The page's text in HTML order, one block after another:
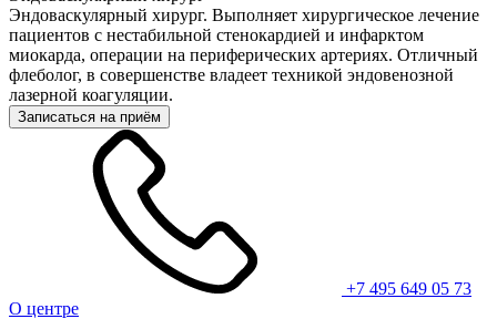
Эндоваскулярный хирург. Выполняет хирургическое лечение
пациентов с нестабильной стенокардией и инфарктом
миокарда, операции на периферических артериях. Отличный
флеболог, в совершенстве владеет техникой эндовенозной
лазерной коагуляции.
Записаться на приём
+7 495 649 05 73
О центре